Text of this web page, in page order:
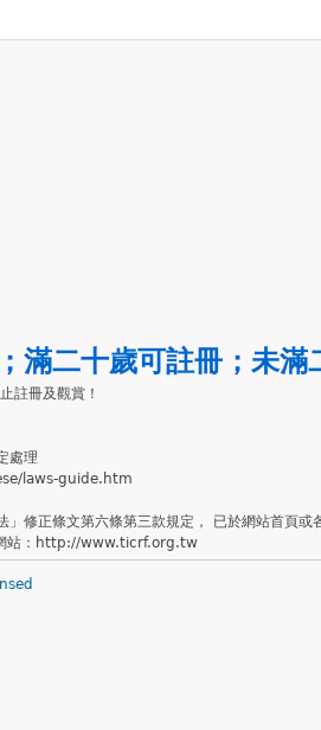
； 滿二十歲可註冊 ； 未滿
註冊及觀賞！
處理
laws-guide.htm
」修正條文第六條第三款規定， 已於網站首頁
網站：http://www.ticrf.org.tw